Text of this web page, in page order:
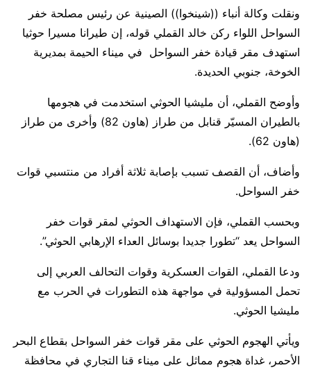
ونقلت وكالة أنباء ((شينخوا)) الصينية عن رئيس مصلحة خفر
السواحل اللواء ركن خالد القملي قوله، إن طيرانا مسيرا حوثيا
استهدف مقر قيادة خفر السواحل في ميناء الحيمة بمديرية
الخوخة، جنوبي الحديدة.
وأوضح القملي، أن مليشيا الحوثي استخدمت في هجومها
بالطيران المسيّر قنابل من طراز (هاون 82) وأخرى من طراز
(هاون 62).
وأضاف، أن القصف تسبب بإصابة ثلاثة أفراد من منتسبي قوات
خفر السواحل.
وبحسب القملي، فإن الاستهداف الحوثي لمقر قوات خفر
السواحل يعد “تطورا جديدا بوسائل العداء الإرهابي الحوثي”.
ودعا القملي، القوات العسكرية وقوات التحالف العربي إلى
تحمل المسؤولية في مواجهة هذه التطورات في الحرب مع
مليشيا الحوثي.
ويأتي الهجوم الحوثي على مقر قوات خفر السواحل بقطاع البحر
الأحمر، غداة هجوم مماثل على ميناء قنا التجاري في محافظة